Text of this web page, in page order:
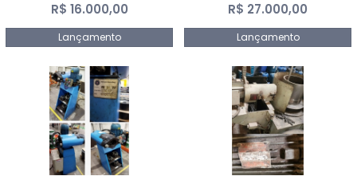
R$ 16.000,00
Lançamento
R$ 27.000,00
Lançamento